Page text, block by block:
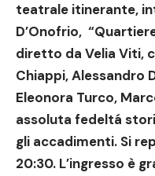
teatrale itinerante,
D’Onofrio,
diretto da Velia Viti,
Chiappi, Alessandro
Eleonora Turco,
assoluta fedeltá
gli accadimenti. Si
20:30. L’ingresso è